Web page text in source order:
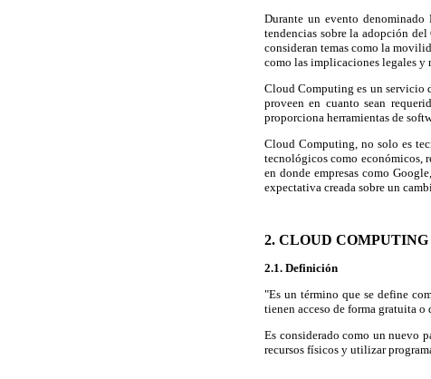
Durante un evento
tendencias sobre la adopción
consideran temas como la
como las implicaciones legales y
Cloud Computing es un servicio
proveen en cuanto sean
proporciona herramientas de
Cloud Computing, no solo es
tecnológicos como económicos,
en donde empresas como
expectativa creada sobre un
2. CLOUD COMPUTING
2.1. Definición
"Es un término que se define
tienen acceso de forma gratuita o
Es considerado como un nuevo
recursos físicos y utilizar